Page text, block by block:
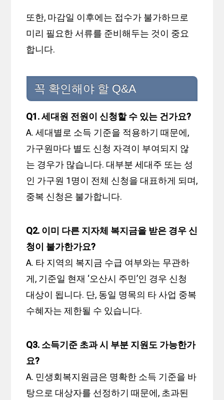
또한, 마감일 이후에는 접수가 불가하므로
미리 필요한 서류를 준비해두는 것이 중요
합니다.
꼭 확인해야 할 Q&A
Q1. 세대원 전원이 신청할 수 있는 건가요?
A. 세대별로 소득 기준을 적용하기 때문에,
가구원마다 별도 신청 자격이 부여되지 않
는 경우가 많습니다. 대부분 세대주 또는 성
인 가구원 1명이 전체 신청을 대표하게 되며,
중복 신청은 불가합니다.
Q2. 이미 다른 지자체 복지금을 받은 경우 신
청이 불가한가요?
A. 타 지역의 복지금 수급 여부와는 무관하
게, 기준일 현재 ‘오산시 주민’인 경우 신청
대상이 됩니다. 단, 동일 명목의 타 사업 중복
수혜자는 제한될 수 있습니다.
Q3. 소득기준 초과 시 부분 지원도 가능한가
요?
A. 민생회복지원금은 명확한 소득 기준을 바
탕으로 대상자를 선정하기 때문에, 초과된